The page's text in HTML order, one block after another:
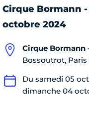
Cirque Bormann
octobre 2024
Cirque Bormann
Bossoutrot, Paris
Du samedi 05
dimanche 04